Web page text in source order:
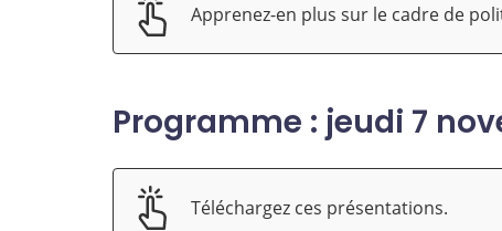
Apprenez-en plus sur le cadre de
Programme : jeudi 7
Téléchargez ces présentations.